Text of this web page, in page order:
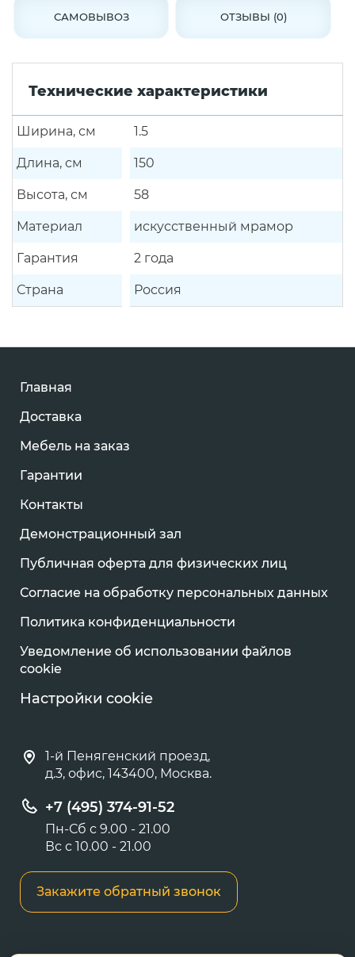
САМОВЫВОЗ ОТЗЫВЫ (0)
Технические характеристики
Ширина, см 1.5
Длина, см 150
Высота, см 58
Материал искусственный мрамор
Гарантия 2 года
Страна Россия
Главная
Доставка
Мебель на заказ
Гарантии
Контакты
Демонстрационный зал
Публичная оферта для физических лиц
Согласие на обработку персональных данных
Политика конфиденциальности
Уведомление об использовании файлов
cookie
Настройки cookie
1-й Пенягенский проезд,
д.3, офис, 143400, Москва.
+7 (495) 374-91-52
Пн-Сб с 9.00 - 21.00
Вс с 10.00 - 21.00
Закажите обратный звонок